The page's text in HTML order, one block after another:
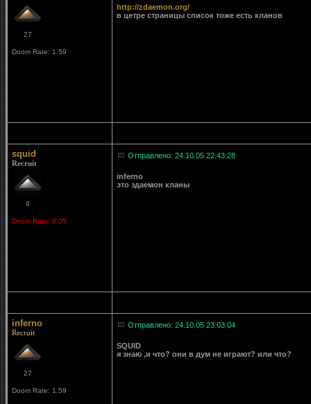
27
Doom Rate: 1.59
http://zdaemon.org/
в цетре страницы список тоже есть кланов
squid
Recruit
9
Doom Rate: 0.05
Отправлено: 24.10.05 22:43:28
inferno
это здаемон кланы
inferno
Recruit
27
Doom Rate: 1.59
Отправлено: 24.10.05 23:03:04
SQUID
я знаю ,и что? они в дум не играют? или что?